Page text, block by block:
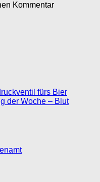
Kommentar
fürs Bier
der Woche – Blut